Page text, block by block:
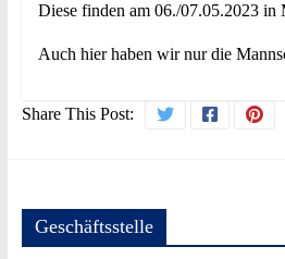
Diese finden am 06./07.05.2023 in
Auch hier haben wir nur die
Share This Post:
Geschäftsstelle